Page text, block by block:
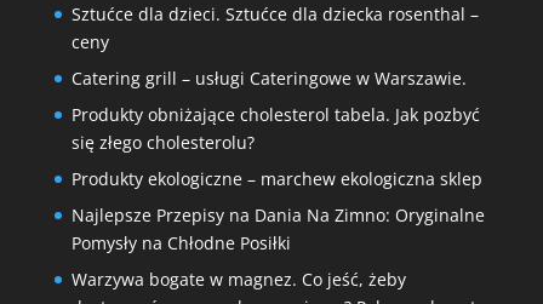
Sztućce dla dzieci. Sztućce dla dziecka rosenthal –
ceny
Catering grill – usługi Cateringowe w Warszawie.
Produkty obniżające cholesterol tabela. Jak pozbyć
się złego cholesterolu?
Produkty ekologiczne – marchew ekologiczna sklep
Najlepsze Przepisy na Dania Na Zimno: Oryginalne
Pomysły na Chłodne Posiłki
Warzywa bogate w magnez. Co jeść, żeby